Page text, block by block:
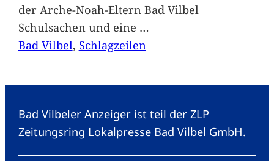
der Arche-Noah-Eltern Bad Vilbel
Schulsachen und eine …
Bad Vilbel, Schlagzeilen
Bad Vilbeler Anzeiger ist teil der ZLP
Zeitungsring Lokalpresse Bad Vilbel GmbH.